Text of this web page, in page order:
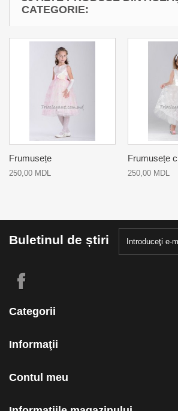
CATEGORIE:
Frumusețe
250,00 MDL
Frumusețe
250,00 MDL
Buletinul de știri
Categorii
Informaţii
Contul meu